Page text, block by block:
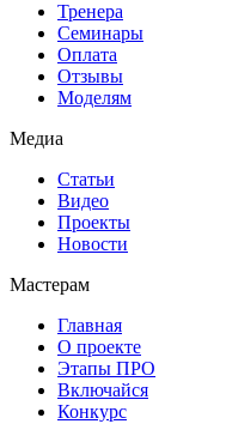
Тренера
Семинары
Оплата
Отзывы
Моделям
Медиа
Статьи
Видео
Проекты
Новости
Мастерам
Главная
О проекте
Этапы ПРО
Включайся
Конкурс